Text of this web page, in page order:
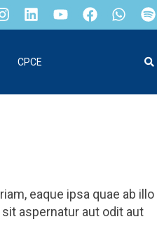
CPCE
eaque ipsa quae ab illo
aspernatur aut odit aut